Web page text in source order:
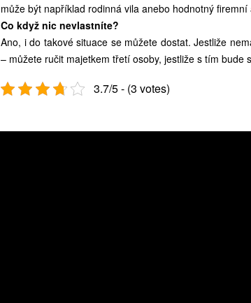
může být například rodinná vila anebo hodnotný firemní
Co když nic nevlastníte?
Ano, i do takové situace se můžete dostat. Jestliže
– můžete ručit majetkem třetí osoby, jestliže s tím bude
3.7/5 - (3 votes)